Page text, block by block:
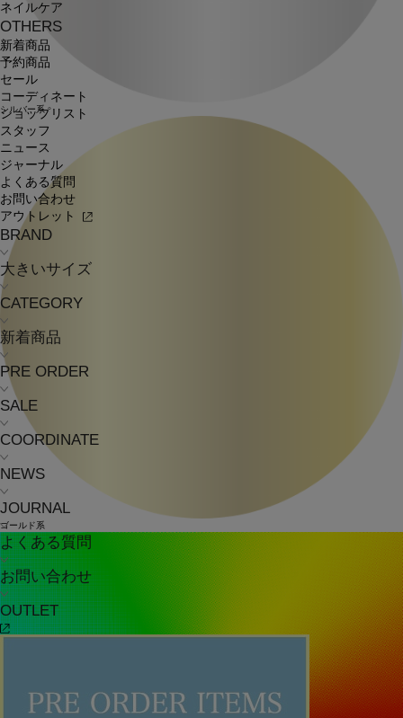
ネイルケア
OTHERS
新着商品
予約商品
セール
コーディネート
ショップリスト
スタッフ
ニュース
ジャーナル
よくある質問
お問い合わせ
アウトレット
BRAND
大きいサイズ
CATEGORY
新着商品
PRE ORDER
SALE
COORDINATE
NEWS
JOURNAL
よくある質問
お問い合わせ
OUTLET
シルバー系
ゴールド系